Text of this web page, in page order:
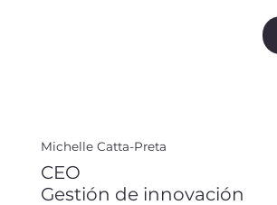
Michelle Catta-Preta
CEO
Gestión de innovación